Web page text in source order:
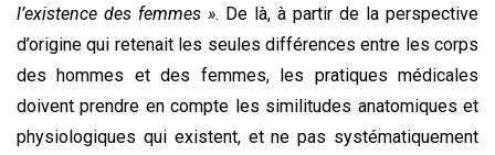
l’existence des femmes ». De là, à partir de la perspective
d’origine qui retenait les seules différences entre les corps
des hommes et des femmes, les pratiques médicales
doivent prendre en compte les similitudes anatomiques et
physiologiques qui existent, et ne pas systématiquement